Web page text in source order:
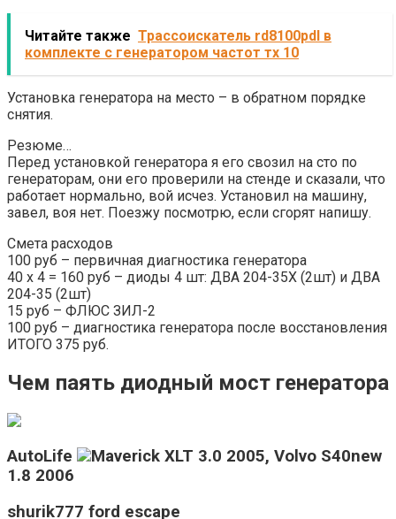
Читайте также Трассоискатель rd8100pdl в
комплекте с генератором частот тх 10
Установка генератора на место – в обратном порядке
снятия.
Резюме…
Перед установкой генератора я его свозил на сто по
генераторам, они его проверили на стенде и сказали, что
работает нормально, вой исчез. Установил на машину,
завел, воя нет. Поезжу посмотрю, если сгорят напишу.
Смета расходов
100 руб – первичная диагностика генератора
40 х 4 = 160 руб – диоды 4 шт: ДВА 204-35Х (2шт) и ДВА
204-35 (2шт)
15 руб – ФЛЮС ЗИЛ-2
100 руб – диагностика генератора после восстановления
ИТОГО 375 руб.
Чем паять диодный мост генератора
AutoLife
Maverick XLT 3.0 2005, Volvo S40new
1.8 2006
shurik777 ford escape